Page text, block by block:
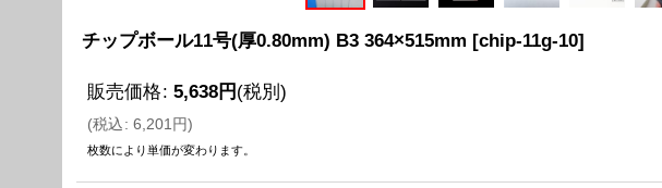
チップボール11号(厚0.80mm) B3 364×515mm [chip-11g-10]
販売価格: 5,638円(税別)
(税込: 6,201 円)
枚数により単価が変わります。